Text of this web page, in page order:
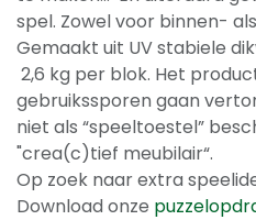
spel. Zowel voor binnen-
Gemaakt uit UV stabiele
2,6 kg per blok. Het
gebruikssporen gaan
niet als “speeltoestel”
"crea(c)tief meubilair“.
Op zoek naar extra
Download onze